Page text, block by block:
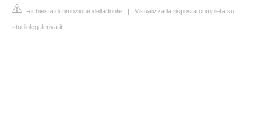
Richiesta di rimozione della fonte | Visualizza la risposta completa su
studiolegaleriva.it